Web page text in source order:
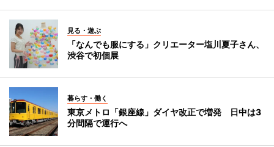
見る・遊ぶ
「なんでも服にする」クリエーター塩川夏子さん、
渋谷で初個展
暮らす・働く
東京メトロ「銀座線」ダイヤ改正で増発 日中は3
分間隔で運行へ